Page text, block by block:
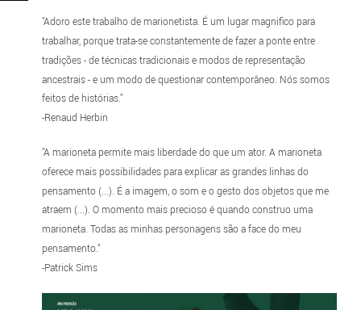
"Adoro este trabalho de marionetista. É um lugar magnifico para
trabalhar, porque trata-se constantemente de fazer a ponte entre
tradições - de técnicas tradicionais e modos de representação
ancestrais - e um modo de questionar contemporâneo. Nós somos
feitos de histórias."
-Renaud Herbin
"A marioneta permite mais liberdade do que um ator. A marioneta
oferece mais possibilidades para explicar as grandes linhas do
pensamento (...). É a imagem, o som e o gesto dos objetos que me
atraem (...). O momento mais precioso é quando construo uma
marioneta. Todas as minhas personagens são a face do meu
pensamento."
-Patrick Sims